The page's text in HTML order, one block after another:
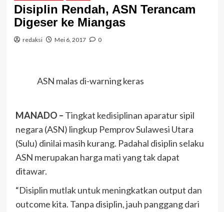
Disiplin Rendah, ASN Terancam
Digeser ke Miangas
redaksi Mei 6, 2017 0
ASN malas di-warning keras
MANADO – Tingkat kedisiplinan aparatur sipil
negara (ASN) lingkup Pemprov Sulawesi Utara
(Sulu) dinilai masih kurang. Padahal disiplin selaku
ASN merupakan harga mati yang tak dapat
ditawar.
“Disiplin mutlak untuk meningkatkan output dan
outcome kita. Tanpa disiplin, jauh panggang dari